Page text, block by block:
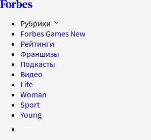
Рубрики
Forbes Games New
Рейтинги
Франшизы
Подкасты
Видео
Life
Woman
Sport
Young